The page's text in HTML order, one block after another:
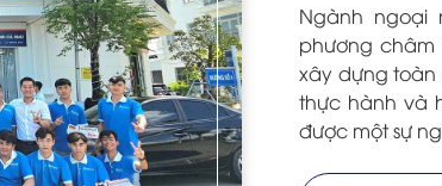
Ngành ngoại
phương
xây dựng toàn
thực hành và
được một sự